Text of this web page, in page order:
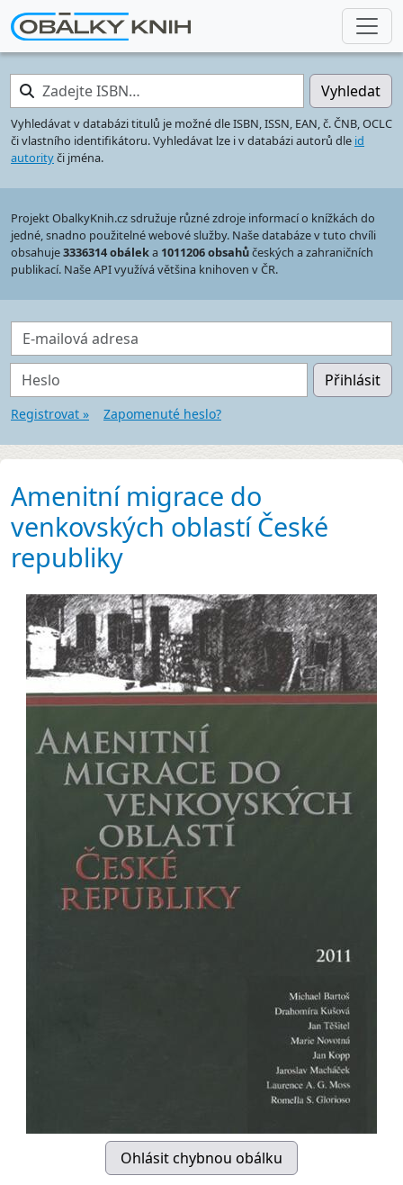
Zadejte ISBN… Vyhledat
Vyhledávat v databázi titulů je možné dle ISBN, ISSN, EAN, č. ČNB, OCLC
či vlastního identifikátoru. Vyhledávat lze i v databázi autorů dle id
autorityči jména.
Projekt ObalkyKnih.cz sdružuje různé zdroje informací o knížkách do
jedné, snadno použitelné webové služby. Naše databáze v tuto chvíli
obsahuje3336314 obáleka 1011206 obsahůčeských a zahraničních
publikací. Naše API využívá většina knihoven v ČR.
E-mailová adresa
Heslo Přihlásit
Registrovat » Zapomenuté heslo?
Amenitní migrace do
venkovských oblastí České
republiky